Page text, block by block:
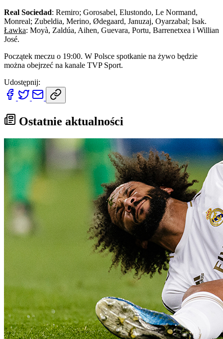
Real Sociedad: Remiro; Gorosabel, Elustondo, Le Normand,
Monreal; Zubeldia, Merino, Ødegaard, Januzaj, Oyarzabal; Isak.
Ławka: Moyà, Zaldúa, Aihen, Guevara, Portu, Barrenetxea i Willian
José.
Początek meczu o 19:00. W Polsce spotkanie na żywo będzie
można obejrzeć na kanale TVP Sport.
Udostępnij:
Ostatnie aktualności